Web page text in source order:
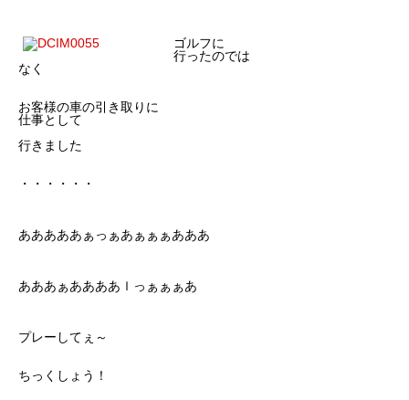
ゴルフに
行ったのでは
なく
お客様の車の引き取りに
仕事として
行きました
・・・・・・
あああああぁっぁあぁぁぁあああ
あああぁああああｌっぁぁぁあ
プレーしてぇ～
ちっくしょう！